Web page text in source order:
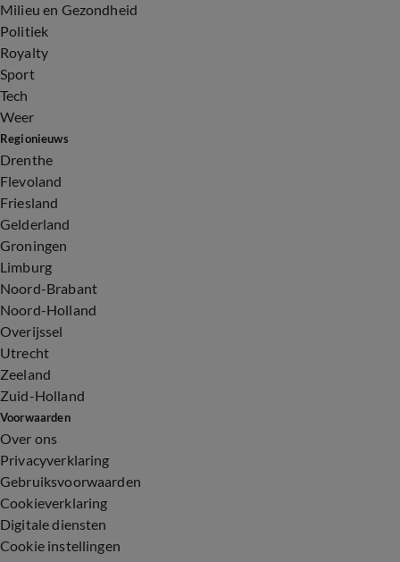
Milieu en Gezondheid
Politiek
Royalty
Sport
Tech
Weer
Regionieuws
Drenthe
Flevoland
Friesland
Gelderland
Groningen
Limburg
Noord-Brabant
Noord-Holland
Overijssel
Utrecht
Zeeland
Zuid-Holland
Voorwaarden
Over ons
Privacyverklaring
Gebruiksvoorwaarden
Cookieverklaring
Digitale diensten
Cookie instellingen